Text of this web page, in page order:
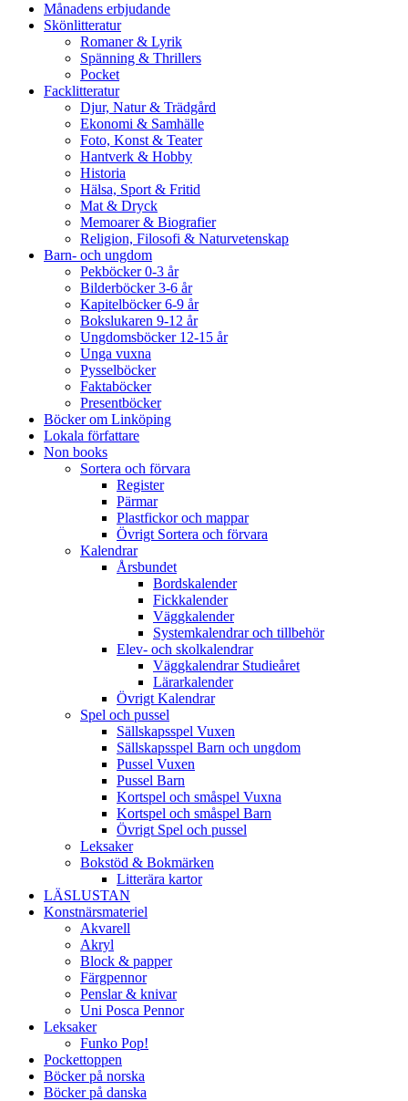
Månadens erbjudande
Skönlitteratur
Romaner & Lyrik
Spänning & Thrillers
Pocket
Facklitteratur
Djur, Natur & Trädgård
Ekonomi & Samhälle
Foto, Konst & Teater
Hantverk & Hobby
Historia
Hälsa, Sport & Fritid
Mat & Dryck
Memoarer & Biografier
Religion, Filosofi & Naturvetenskap
Barn- och ungdom
Pekböcker 0-3 år
Bilderböcker 3-6 år
Kapitelböcker 6-9 år
Bokslukaren 9-12 år
Ungdomsböcker 12-15 år
Unga vuxna
Pysselböcker
Faktaböcker
Presentböcker
Böcker om Linköping
Lokala författare
Non books
Sortera och förvara
Register
Pärmar
Plastfickor och mappar
Övrigt Sortera och förvara
Kalendrar
Årsbundet
Bordskalender
Fickkalender
Väggkalender
Systemkalendrar och tillbehör
Elev- och skolkalendrar
Väggkalendrar Studieåret
Lärarkalender
Övrigt Kalendrar
Spel och pussel
Sällskapsspel Vuxen
Sällskapsspel Barn och ungdom
Pussel Vuxen
Pussel Barn
Kortspel och småspel Vuxna
Kortspel och småspel Barn
Övrigt Spel och pussel
Leksaker
Bokstöd & Bokmärken
Litterära kartor
LÄSLUSTAN
Konstnärsmateriel
Akvarell
Akryl
Block & papper
Färgpennor
Penslar & knivar
Uni Posca Pennor
Leksaker
Funko Pop!
Pockettoppen
Böcker på norska
Böcker på danska